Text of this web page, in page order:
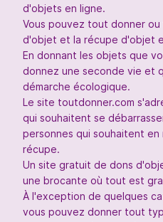
d'objets en ligne.
Vous pouvez tout donner
d'objet et la récupe d'objet
En donnant les objets que
donnez une seconde vie et
démarche écologique.
Le site toutdonner.com
qui souhaitent se
personnes qui souhaitent
récupe.
Un site gratuit de dons
une brocante où tout est
À l'exception de quelques
vous pouvez donner tout